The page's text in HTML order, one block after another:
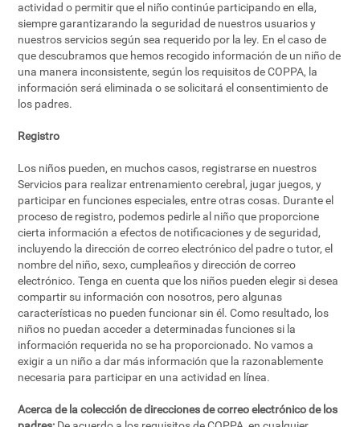
actividad o permitir que el niño continúe participando en ella,
siempre garantizarando la seguridad de nuestros usuarios y
nuestros servicios según sea requerido por la ley. En el caso de
que descubramos que hemos recogido información de un niño de
una manera inconsistente, según los requisitos de COPPA, la
información será eliminada o se solicitará el consentimiento de
los padres.
Registro
Los niños pueden, en muchos casos, registrarse en nuestros
Servicios para realizar entrenamiento cerebral, jugar juegos, y
participar en funciones especiales, entre otras cosas. Durante el
proceso de registro, podemos pedirle al niño que proporcione
cierta información a efectos de notificaciones y de seguridad,
incluyendo la dirección de correo electrónico del padre o tutor, el
nombre del niño, sexo, cumpleaños y dirección de correo
electrónico. Tenga en cuenta que los niños pueden elegir si desea
compartir su información con nosotros, pero algunas
características no pueden funcionar sin él. Como resultado, los
niños no puedan acceder a determinadas funciones si la
información requerida no se ha proporcionado. No vamos a
exigir a un niño a dar más información que la razonablemente
necesaria para participar en una actividad en línea.
Acerca de la colección de direcciones de correo electrónico de los